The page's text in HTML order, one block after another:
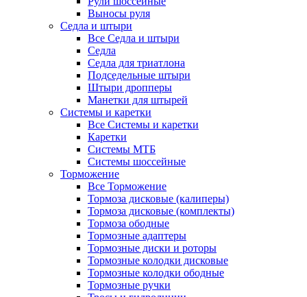
Выносы руля
Седла и штыри
Все Седла и штыри
Седла
Седла для триатлона
Подседельные штыри
Штыри дропперы
Манетки для штырей
Системы и каретки
Все Системы и каретки
Каретки
Системы МТБ
Системы шоссейные
Торможение
Все Торможение
Тормоза дисковые (калиперы)
Тормоза дисковые (комплекты)
Тормоза ободные
Тормозные адаптеры
Тормозные диски и роторы
Тормозные колодки дисковые
Тормозные колодки ободные
Тормозные ручки